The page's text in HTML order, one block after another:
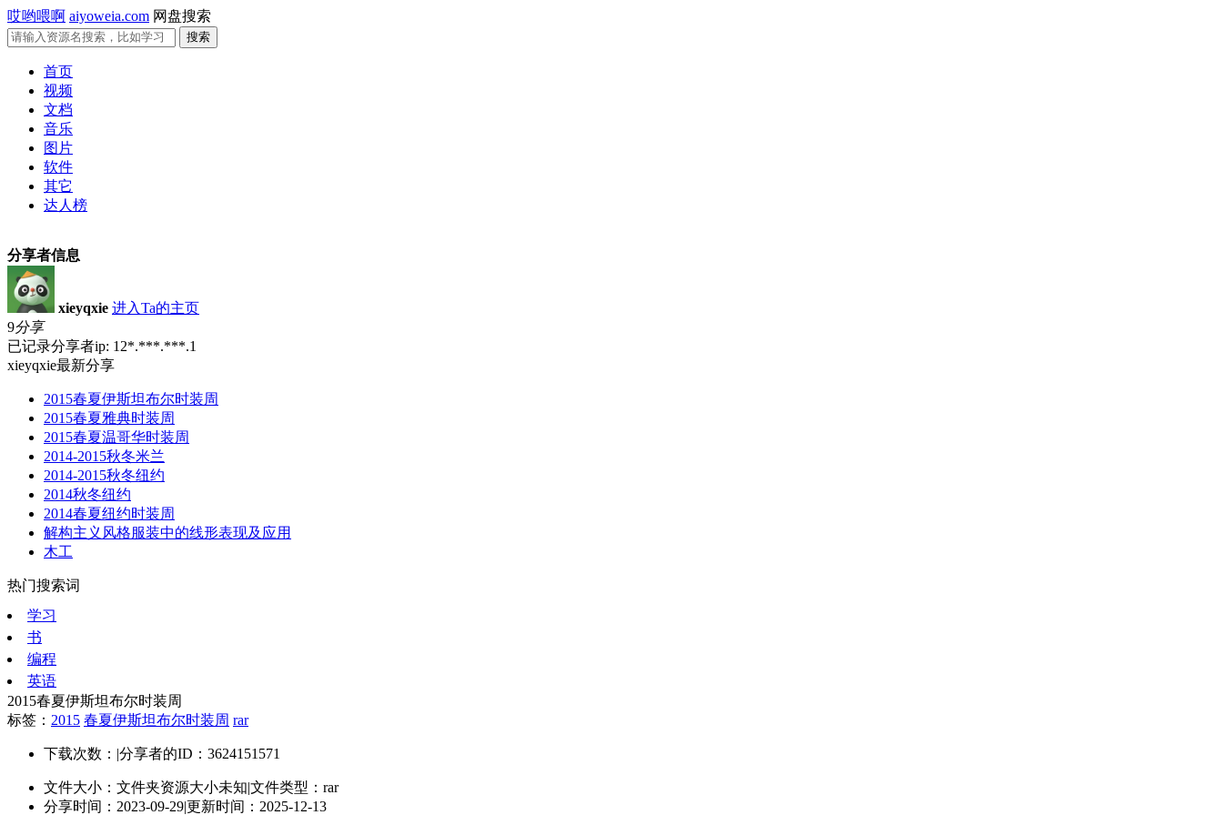
哎哟喂啊 aiyoweia.com 网盘搜索
首页
视频
文档
音乐
图片
软件
其它
达人榜
分享者信息
xieyqxie 进入Ta的主页
9分享
已记录分享者ip: 12*.***.***.1
xieyqxie最新分享
2015春夏伊斯坦布尔时装周
2015春夏雅典时装周
2015春夏温哥华时装周
2014-2015秋冬米兰
2014-2015秋冬纽约
2014秋冬纽约
2014春夏纽约时装周
解构主义风格服装中的线形表现及应用
木工
热门搜索词
学习
书
编程
英语
2015春夏伊斯坦布尔时装周
标签： 2015 春夏伊斯坦布尔时装周 rar
下载次数： |分享者的ID：3624151571
文件大小：文件夹资源大小未知|文件类型：rar
分享时间：2023-09-29|更新时间：2025-12-13